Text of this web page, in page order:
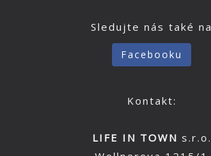
Sledujte nás také na
Facebooku
Kontakt:
LIFE IN TOWN s.r.o.